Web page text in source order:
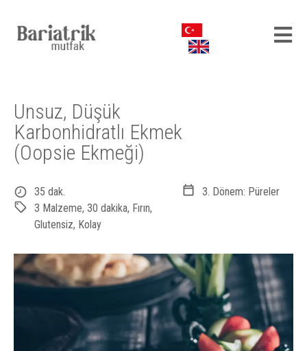
Unsuz, Düşük
Karbonhidratlı Ekmek
(Oopsie Ekmeği)
35 dak.
3. Dönem: Püreler
3 Malzeme, 30 dakika, Fırın,
Glutensiz, Kolay